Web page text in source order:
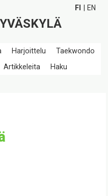
FI EN
Harjoittelu
Taekwondo
Artikkeleita Haku